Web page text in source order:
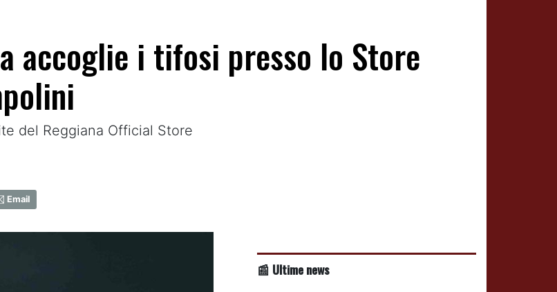
accoglie i tifosi presso lo Store
del Reggiana Official Store
Email
📰 Ultime news